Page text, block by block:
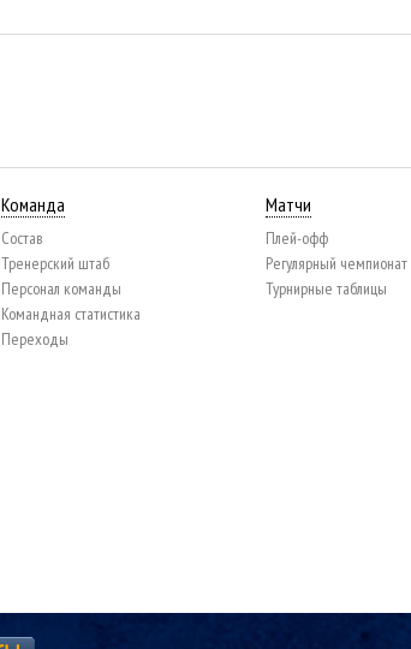
Команда
Состав
Тренерский штаб
Персонал команды
Командная статистика
Переходы
Матчи
Плей-офф
Регулярный чемпионат
Турнирные таблицы